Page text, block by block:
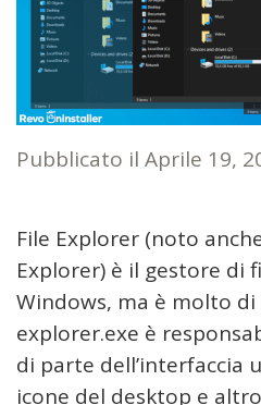
Pubblicato il Aprile 19,
File Explorer (noto
Explorer) è il gestore di
Windows, ma è molto di
explorer.exe è
di parte dell’interfaccia
icone del desktop e